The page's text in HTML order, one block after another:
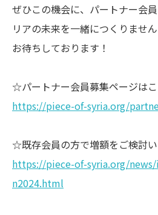
ぜひこの機会に、パートナー会
リアの未来を一緒につくりませ
お待ちしております！
☆パートナー会員募集ページは
https://piece-of-syria.org/
☆既存会員の方で増額をご検討
https://piece-of-syria.org/
n2024.html